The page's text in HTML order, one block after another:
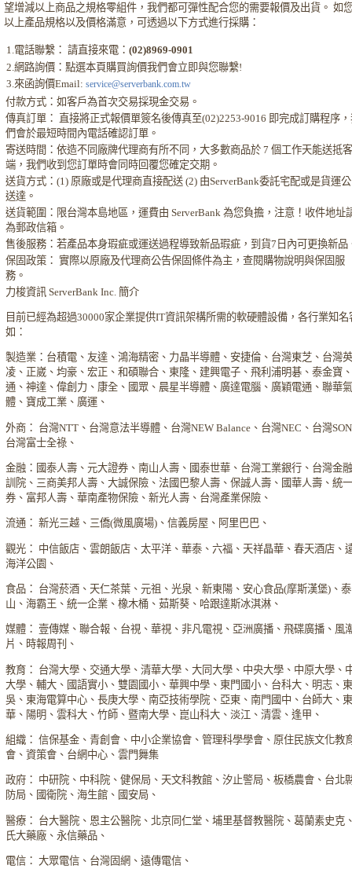
望增減以上商品之規格零組件，我們都可彈性配合您的需要報價及出貨。 如
以上產品規格以及價格滿意，可透過以下方式進行採購：
1.電話聯繫： 請直接來電：(02)8969-0901
2.網路詢價：點選本頁購買詢價我們會立即與您聯繫!
3.來函詢價Email: service@serverbank.com.tw
付款方式：如客戶為首次交易採現金交易。
傳真訂單： 直接將正式報價單簽名後傳真至(02)2253-9016 即完成訂購程序
們會於最短時間內電話確認訂單。
寄送時間：依造不同廠牌代理商有所不同，大多數商品於 7 個工作天能送抵
端，我們收到您訂單時會同時回覆您確定交期。
送貨方式：(1) 原廠或是代理商直接配送 (2) 由ServerBank委託宅配或是貨運
送達。
送貨範圍：限台灣本島地區，運費由 ServerBank 為您負擔，注意！收件地址
為郵政信箱。
售後服務：若產品本身瑕疵或運送過程導致新品瑕疵，到貨7日內可更換新品
保固政策： 實際以原廠及代理商公告保固條件為主，查閱購物說明與保固服
務。
力梭資訊 ServerBank Inc. 簡介
目前已經為超過30000家企業提供IT資訊架構所需的軟硬體設備，各行業知名
如：
製造業：台積電、友達、鴻海精密、力晶半導體、安捷倫、台灣東芝、台灣
凌、正崴、均豪、宏正、和碩聯合、東隆、建興電子、飛利浦明碁、泰金寶
通、神達、偉創力、康全、國眾、晨星半導體、廣達電腦、廣穎電通、聯華
體、寶成工業、廣運、
外商： 台灣NTT、台灣意法半導體、台灣NEW Balance、台灣NEC、台灣
台灣富士全祿、
金融：國泰人壽、元大證券、南山人壽、國泰世華、台灣工業銀行、台灣金
訓院、三商美邦人壽、大誠保險、法國巴黎人壽、保誠人壽、國華人壽、統
券、富邦人壽、華南產物保險、新光人壽、台灣產業保險、
流通： 新光三越、三僑(微風廣場)、信義房屋、阿里巴巴、
觀光： 中信飯店、雲朗飯店、太平洋、華泰、六福、天祥晶華、春天酒店、
海洋公園、
食品： 台灣菸酒、天仁茶葉、元祖、光泉、新東陽、安心食品(摩斯漢堡)、泰
山、海霸王、統一企業、橡木桶、茹斯葵、哈跟達斯冰淇淋、
媒體： 壹傳媒、聯合報、台視、華視、非凡電視、亞洲廣播、飛碟廣播、風
片、時報周刊、
教育： 台灣大學、交通大學、清華大學、大同大學、中央大學、中原大學、
大學、輔大、國語實小、雙園國小、華興中學、東門國小、台科大、明志、
吳、東海電算中心、長庚大學、南亞技術學院、亞東、南門國中、台師大、
華、陽明、雲科大、竹師、暨南大學、崑山科大、淡江、清雲、逢甲、
組織： 信保基金、青創會、中小企業協會、管理科學學會、原住民族文化教
會、資策會、台網中心、雲門舞集
政府： 中研院、中科院、健保局、天文科教館、汐止警局、板橋農會、台北
防局、國衛院、海生館、國安局、
醫療： 台大醫院、恩主公醫院、北京同仁堂、埔里基督教醫院、葛蘭素史克
氏大藥廠、永信藥品、
電信： 大眾電信、台灣固網、遠傳電信、